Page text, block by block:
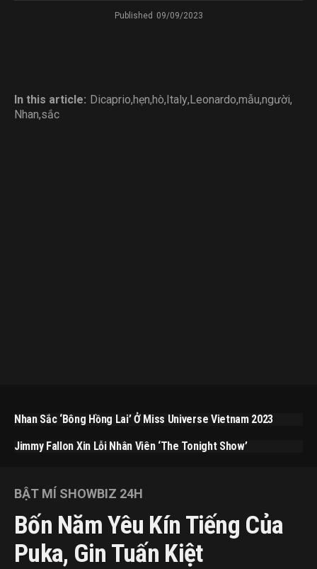
Published 09/09/2023
In this article: Dicaprio,hẹn,hò,Italy,Leonardo,mẫu,người,
Nhan,sắc
Nhan Sắc ‘bông Hồng Lai’ Ở Miss Universe Vietnam 2023
Jimmy Fallon Xin Lỗi Nhân Viên ‘The Tonight Show’
BẬT MÍ SHOWBIZ 24H
Bốn Năm Yêu Kín Tiếng Của
Puka, Gin Tuấn Kiệt